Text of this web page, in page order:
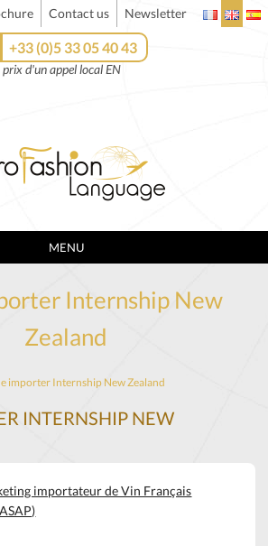
Contact us Newsletter
+33 (0)5 33 05 40 43
prix d'un appel local EN
MENU
Internship New
Zealand
importer Internship New Zealand
INTERNSHIP NEW
importateur de Vin Français